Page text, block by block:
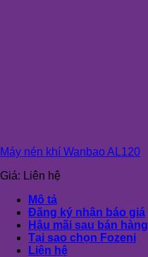
Máy nén khí Wanbao AL120
Giá: Liên hệ
Mô tả
Đăng ký nhận báo giá
Hậu mãi sau bán hàng
Tại sao chọn Fozeni
Liên hệ